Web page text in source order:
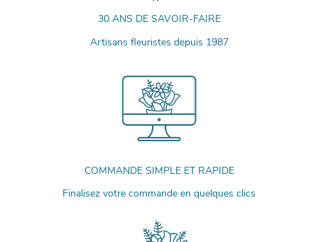
30 ANS DE SAVOIR-FAIRE
Artisans fleuristes depuis 1987
COMMANDE SIMPLE ET RAPIDE
Finalisez votre commande en quelques clics